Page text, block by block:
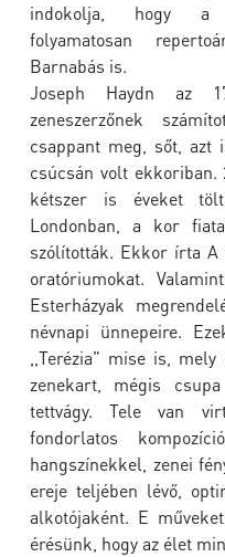
indokolja, hogy a
folyamatosan
Barnabás is.
Joseph Haydn az
zeneszerzőnek
csappant meg, sőt, azt
csúcsán volt ekkoriban.
kétszer is éveket
Londonban, a kor
szólították. Ekkor írta A
oratóriumokat.
Esterházyak
névnapi ünnepeire.
,,Terézia" mise is,
zenekart, mégis
tettvágy. Tele van
fondorlatos
hangszínekkel, zenei
ereje teljében lévő,
alkotójaként. E
érésünk, hogy az élet